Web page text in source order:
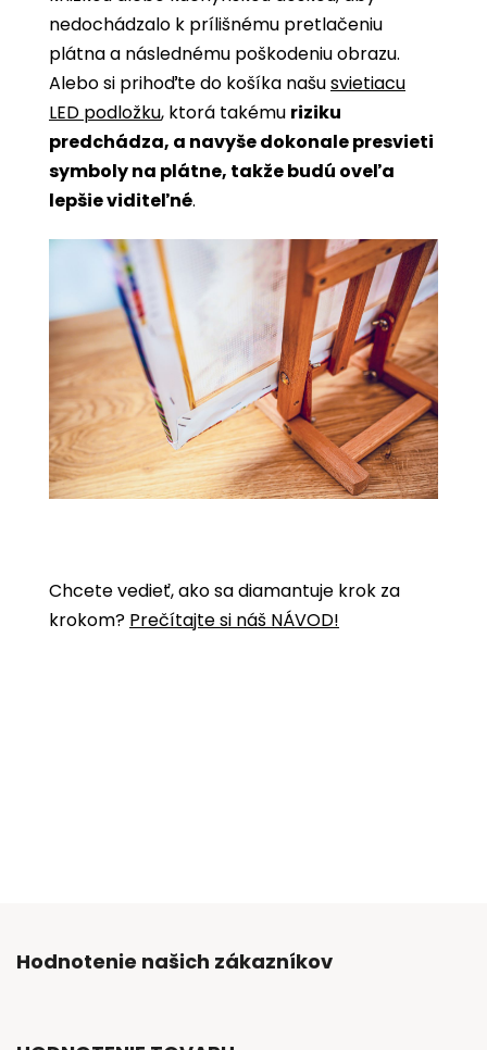
nedochádzalo k prílišnému pretlačeniu
plátna a následnému poškodeniu obrazu.
Alebo si prihoďte do košíka našusvietiacu
LED podložku, ktorá takému riziku
predchádza, a navyše dokonale presvieti
symboly na plátne, takže budú oveľa
lepšie viditeľné.
Chcete vedieť, ako sa diamantuje krok za
krokom? Prečítajte si náš NÁVOD!
Hodnotenie našich zákazníkov